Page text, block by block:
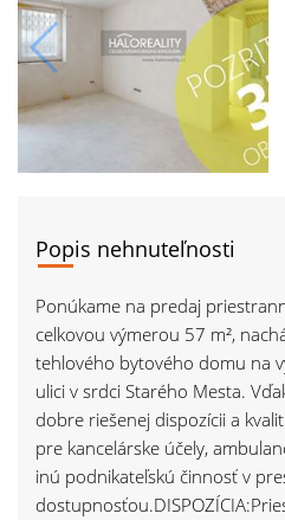
Popis nehnuteľnosti
Ponúkame na predaj
celkovou výmerou 57 m²,
tehlového bytového domu na
ulici v srdci Starého Mesta.
dobre riešenej dispozícii a
pre kancelárske účely,
inú podnikateľskú činnosť v